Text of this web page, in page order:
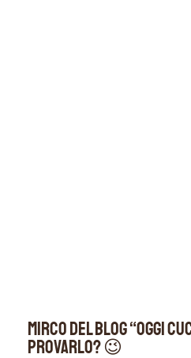
Mirco del blog “Oggi
provarlo? 😉